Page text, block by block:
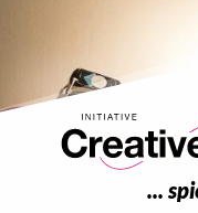
...